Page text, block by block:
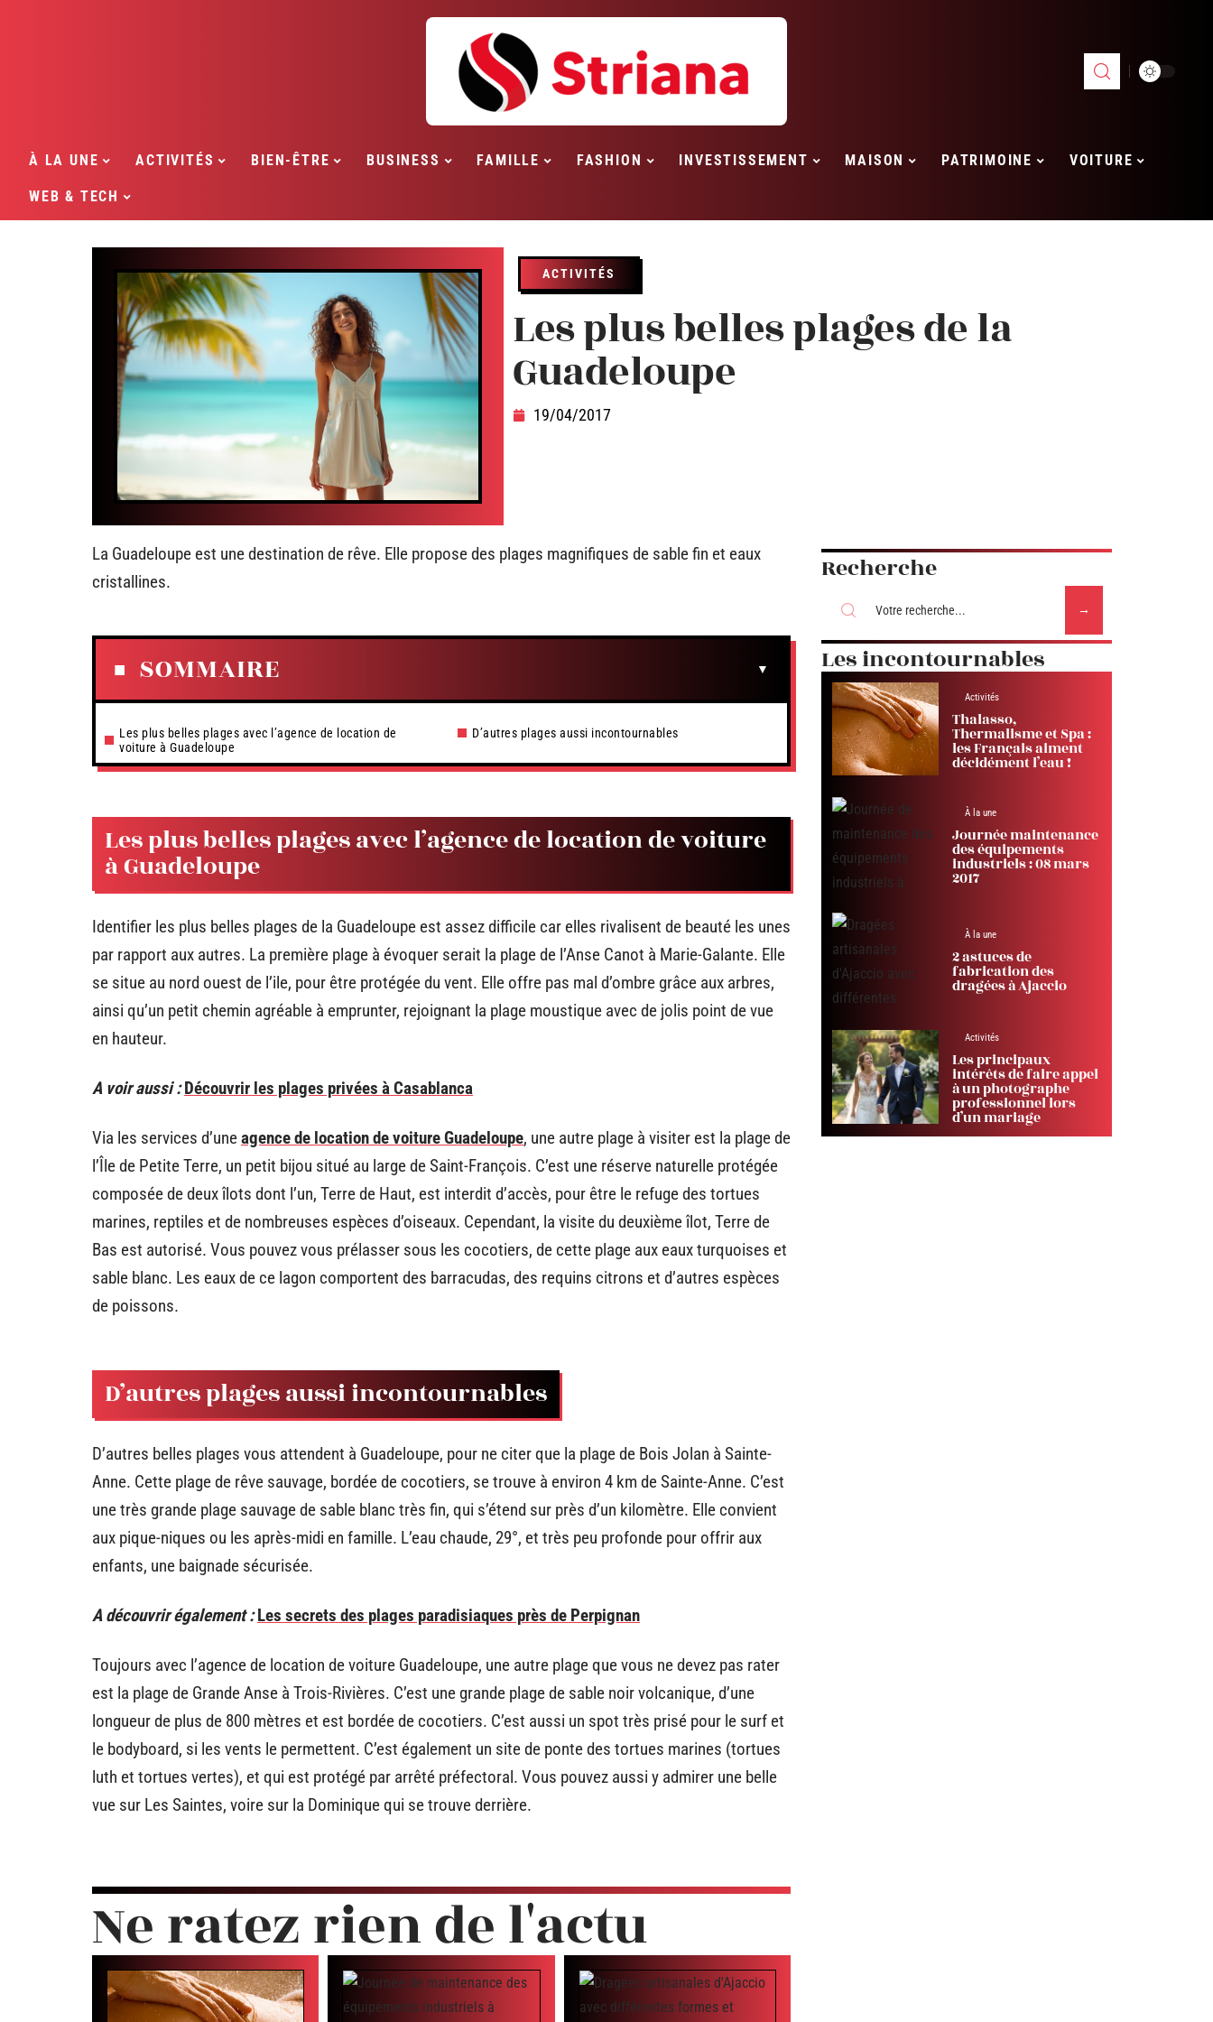
À LA UNE ACTIVITÉS BIEN-ÊTRE BUSINESS FAMILLE FASHION INVESTISSEMENT MAISON PATRIMOINE VOITURE
WEB & TECH
ACTIVITÉS
Les plus belles plages de la
Guadeloupe
19/04/2017
La Guadeloupe est une destination de rêve. Elle propose des plages magnifiques de sable fin et eaux
cristallines.
SOMMAIRE
Les plus belles plages avec l’agence de location de
voiture à Guadeloupe
D’autres plages aussi incontournables
Les plus belles plages avec l’agence de location de voiture
à Guadeloupe
Identifier les plus belles plages de la Guadeloupe est assez difficile car elles rivalisent de beauté les unes
par rapport aux autres. La première plage à évoquer serait la plage de l’Anse Canot à Marie-Galante. Elle
se situe au nord ouest de l’ile, pour être protégée du vent. Elle offre pas mal d’ombre grâce aux arbres,
ainsi qu’un petit chemin agréable à emprunter, rejoignant la plage moustique avec de jolis point de vue
en hauteur.
A voir aussi : Découvrir les plages privées à Casablanca
Via les services d’uneagence de location de voiture Guadeloupe, une autre plage à visiter est la plage de
l’Île de Petite Terre, un petit bijou situé au large de Saint-François. C’est une réserve naturelle protégée
composée de deux îlots dont l’un, Terre de Haut, est interdit d’accès, pour être le refuge des tortues
marines, reptiles et de nombreuses espèces d’oiseaux. Cependant, la visite du deuxième îlot, Terre de
Bas est autorisé. Vous pouvez vous prélasser sous les cocotiers, de cette plage aux eaux turquoises et
sable blanc. Les eaux de ce lagon comportent des barracudas, des requins citrons et d’autres espèces
de poissons.
D’autres plages aussi incontournables
D’autres belles plages vous attendent à Guadeloupe, pour ne citer que la plage de Bois Jolan à Sainte-
Anne. Cette plage de rêve sauvage, bordée de cocotiers, se trouve à environ 4 km de Sainte-Anne. C’est
une très grande plage sauvage de sable blanc très fin, qui s’étend sur près d’un kilomètre. Elle convient
aux pique-niques ou les après-midi en famille. L’eau chaude, 29°, et très peu profonde pour offrir aux
enfants, une baignade sécurisée.
A découvrir également : Les secrets des plages paradisiaques près de Perpignan
Toujours avec l’agence de location de voiture Guadeloupe, une autre plage que vous ne devez pas rater
est la plage de Grande Anse à Trois-Rivières. C’est une grande plage de sable noir volcanique, d’une
longueur de plus de 800 mètres et est bordée de cocotiers. C’est aussi un spot très prisé pour le surf et
le bodyboard, si les vents le permettent. C’est également un site de ponte des tortues marines (tortues
luth et tortues vertes), et qui est protégé par arrêté préfectoral. Vous pouvez aussi y admirer une belle
vue sur Les Saintes, voire sur la Dominique qui se trouve derrière.
Ne ratez rien de l'actu
Recherche
Les incontournables
Activités
Thalasso,
Thermalisme et Spa :
les Français aiment
décidément l’eau !
À la une
Journée maintenance
des équipements
industriels : 08 mars
2017
À la une
2 astuces de
fabrication des
dragées à Ajaccio
Activités
Les principaux
intérêts de faire appel
à un photographe
professionnel lors
d’un mariage